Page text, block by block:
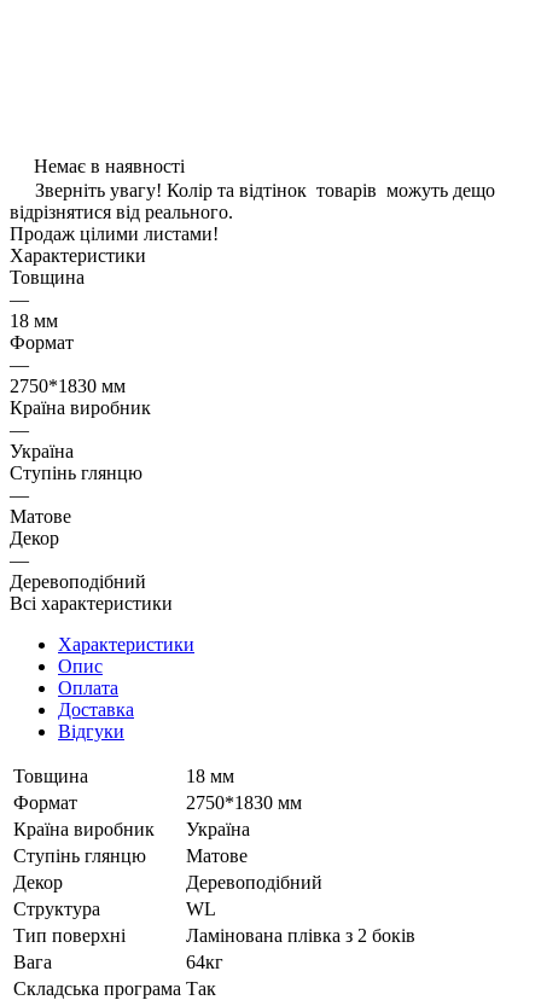
Немає в наявності
Зверніть увагу! Колір та відтінок товарів можуть дещо
відрізнятися від реального.
Продаж цілими листами!
Характеристики
Товщина
—
18 мм
Формат
—
2750*1830 мм
Країна виробник
—
Україна
Ступінь глянцю
—
Матове
Декор
—
Деревоподібний
Всі характеристики
Характеристики
Опис
Оплата
Доставка
Відгуки
Товщина
18 мм
Формат
2750*1830 мм
Країна виробник
Україна
Ступінь глянцю
Матове
Декор
Деревоподібний
Структура
WL
Тип поверхні
Ламінована плівка з 2 боків
Вага
64кг
Складська програма Так